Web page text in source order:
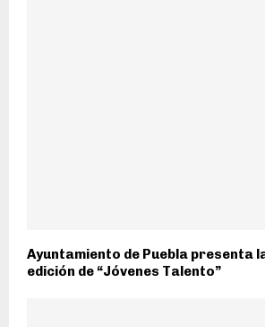
Ayuntamiento de Puebla presenta
edición de “Jóvenes Talento”